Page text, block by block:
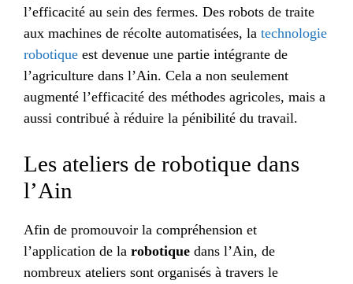
l’efficacité au sein des fermes. Des robots de traite
aux machines de récolte automatisées, la technologie
robotique est devenue une partie intégrante de
l’agriculture dans l’Ain. Cela a non seulement
augmenté l’efficacité des méthodes agricoles, mais a
aussi contribué à réduire la pénibilité du travail.
Les ateliers de robotique dans
l’Ain
Afin de promouvoir la compréhension et
l’application de la robotique dans l’Ain, de
nombreux ateliers sont organisés à travers le